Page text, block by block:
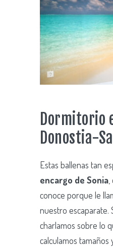
Dormitorio
Donostia-
Estas ballenas tan
encargo de Sonia
conoce porque le
nuestro escaparate.
charlamos sobre lo
calculamos tamaños